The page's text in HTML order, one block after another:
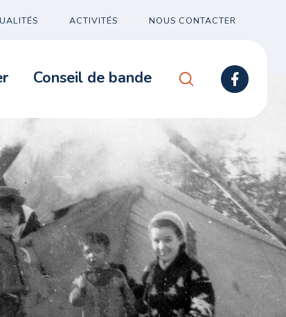
ACTIVITÉS NOUS CONTACTER
Conseil de bande